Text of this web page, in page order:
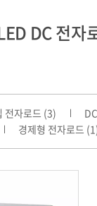
DC 전
전자로드 (3)
경제형 전자로드